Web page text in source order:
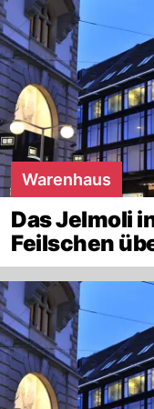
Warenhaus
Das Jelmoli
Feilschen